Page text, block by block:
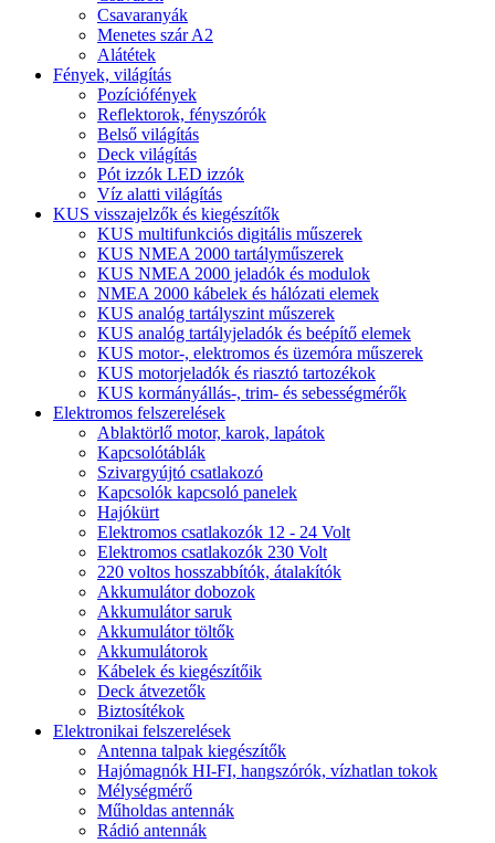
Csavaranyák
Menetes szár A2
Alátétek
Fények, világítás
Pozíciófények
Reflektorok, fényszórók
Belső világítás
Deck világítás
Pót izzók LED izzók
Víz alatti világítás
KUS visszajelzők és kiegészítők
KUS multifunkciós digitális műszerek
KUS NMEA 2000 tartályműszerek
KUS NMEA 2000 jeladók és modulok
NMEA 2000 kábelek és hálózati elemek
KUS analóg tartályszint műszerek
KUS analóg tartályjeladók és beépítő elemek
KUS motor-, elektromos és üzemóra műszerek
KUS motorjeladók és riasztó tartozékok
KUS kormányállás-, trim- és sebességmérők
Elektromos felszerelések
Ablaktörlő motor, karok, lapátok
Kapcsolótáblák
Szivargyújtó csatlakozó
Kapcsolók kapcsoló panelek
Hajókürt
Elektromos csatlakozók 12 - 24 Volt
Elektromos csatlakozók 230 Volt
220 voltos hosszabbítók, átalakítók
Akkumulátor dobozok
Akkumulátor saruk
Akkumulátor töltők
Akkumulátorok
Kábelek és kiegészítőik
Deck átvezetők
Biztosítékok
Elektronikai felszerelések
Antenna talpak kiegészítők
Hajómagnók HI-FI, hangszórók, vízhatlan tokok
Mélységmérő
Műholdas antennák
Rádió antennák